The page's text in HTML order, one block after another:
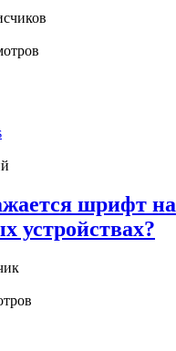
шрифт на
устройствах?